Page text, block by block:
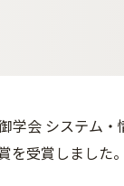
会 システム・
受賞しました。